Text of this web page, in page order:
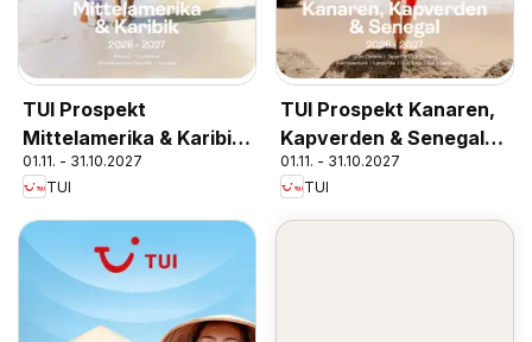
TUI Prospekt
Mittelamerika & Karibik
2026/27
01.11. - 31.10.2027
TUI
TUI Prospekt Kanaren,
Kapverden & Senegal
2026/27
01.11. - 31.10.2027
TUI